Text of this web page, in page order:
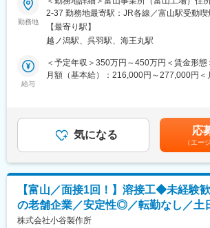
機械など幅広い業界を支えています。
■仕事内容変更の範囲
会社の定める業務
変更の範囲：会社の定める業務
■製造部門：全体で約35名（幅広いご年代
中途入社者の割合も高く、様々なバックグ
め、コミュニケーションも活発にとれる環
■ケアリーブ制度：
小学校就学中までの子供の病気療養や学校
【当社について】
シミックグループの一員として医薬品製造
（CDMO）を提供する企業です。製剤設計
生産まで、医薬品の開発・製造に関するト
を提供。静岡県の製剤開発センターをはじ
西根、富山、足利）と海外2拠点（韓国、米
固形製剤・半固形製剤・注射剤などほぼ全
薬品を供給できる信頼性の高い技術を有し
も叶えられます◎
【業務内容】
■GMP業務全般：出荷判定、品質情報、バ
■品質保証システムの維持運用
■委託元との品質に関する渉外業務
れ、製造
・国内に4つの工場を有するほか、韓国と米
しており、グローバルに事業を展開
・製剤開発センターでは医薬品の開発段階か
勤務地
2-37 勤務地最寄駅：JR各線／富山駅受動
場所あり変更の範囲：会社の定める事業所
む）
【最寄り駅】
越ノ潟駅、呉羽駅、海王丸駅
給与
＜予定年収＞350万円～450万円＜賃金形態
月額（基本給）：216,000円～277,000円＜
でも目安の金額であり、選考を通じて上下
す。月給(月額)は固定手当を含めた表記で
気になる 応
（エー
【富山／面接1回！】溶接工◆未経験
の老舗企業／安定性◎／転勤なし／土
株式会社小谷製作所